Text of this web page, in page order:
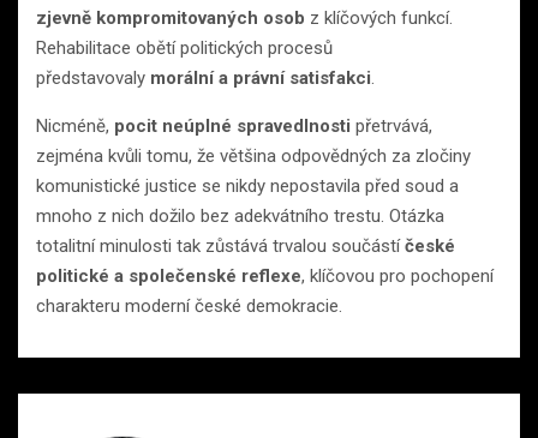
zjevně kompromitovaných osob z klíčových funkcí.
Rehabilitace obětí politických procesů
představovaly morální a právní satisfakci.
Nicméně, pocit neúplné spravedlnosti přetrvává,
zejména kvůli tomu, že většina odpovědných za zločiny
komunistické justice se nikdy nepostavila před soud a
mnoho z nich dožilo bez adekvátního trestu. Otázka
totalitní minulosti tak zůstává trvalou součástíčeské
politické a společenské reflexe, klíčovou pro pochopení
charakteru moderní české demokracie.